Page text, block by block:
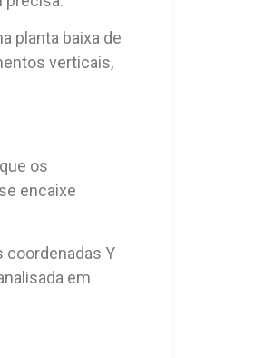
planta baixa de
verticais,
os
encaixe
coordenadas Y
em